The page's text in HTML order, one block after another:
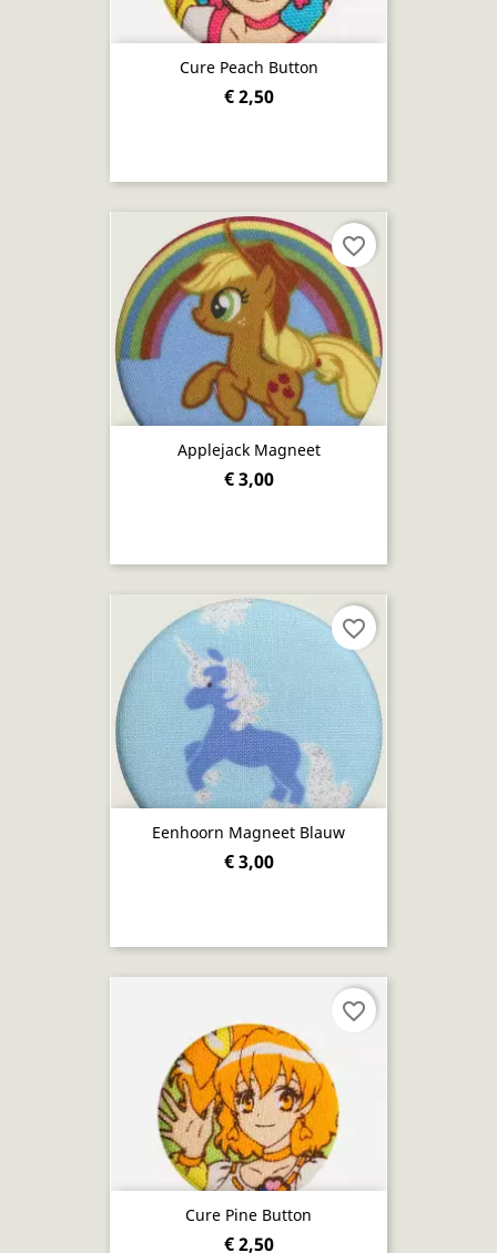
Cure Peach Button
€ 2,50
Applejack Magneet
€ 3,00
favorite_border
Eenhoorn Magneet Blauw
€ 3,00
favorite_border
Cure Pine Button
€ 2,50
favorite_border